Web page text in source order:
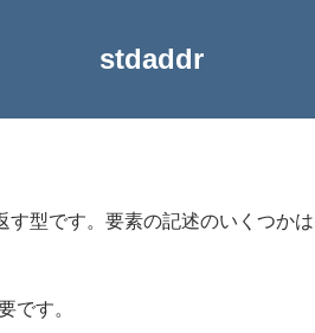
stdaddr
す型です。要素の記述のいくつかは
です。